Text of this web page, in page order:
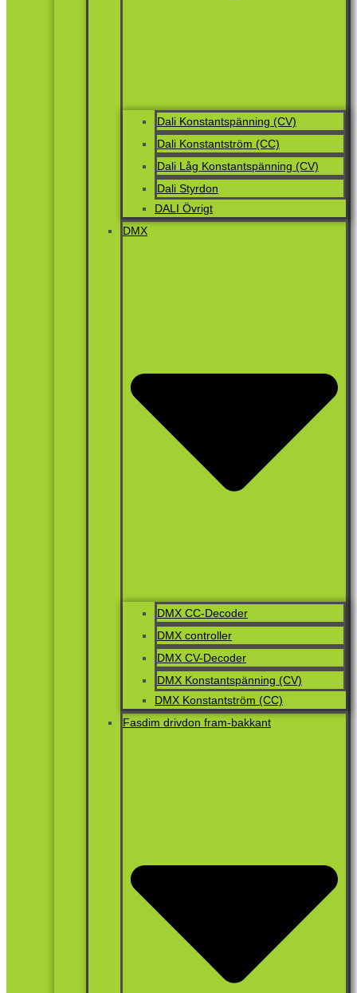
Dali Konstantspänning (CV)
Dali Konstantström (CC)
Dali Låg Konstantspänning (CV)
Dali Styrdon
DALI Övrigt
DMX
DMX CC-Decoder
DMX controller
DMX CV-Decoder
DMX Konstantspänning (CV)
DMX Konstantström (CC)
Fasdim drivdon fram-bakkant